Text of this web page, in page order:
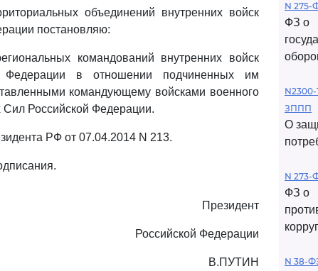
объединений внутренних войск
постановляю:
командований внутренних войск
Федерации в отношении подчиненных им
командующему войсками военного
Российской Федерации.
РФ от 07.04.2014 N 213.
Президент
Российской Федерации
В.ПУТИН
N 275-
ФЗ о
N2300-
ЗППП
О
N 273-
ФЗ о
N 38-